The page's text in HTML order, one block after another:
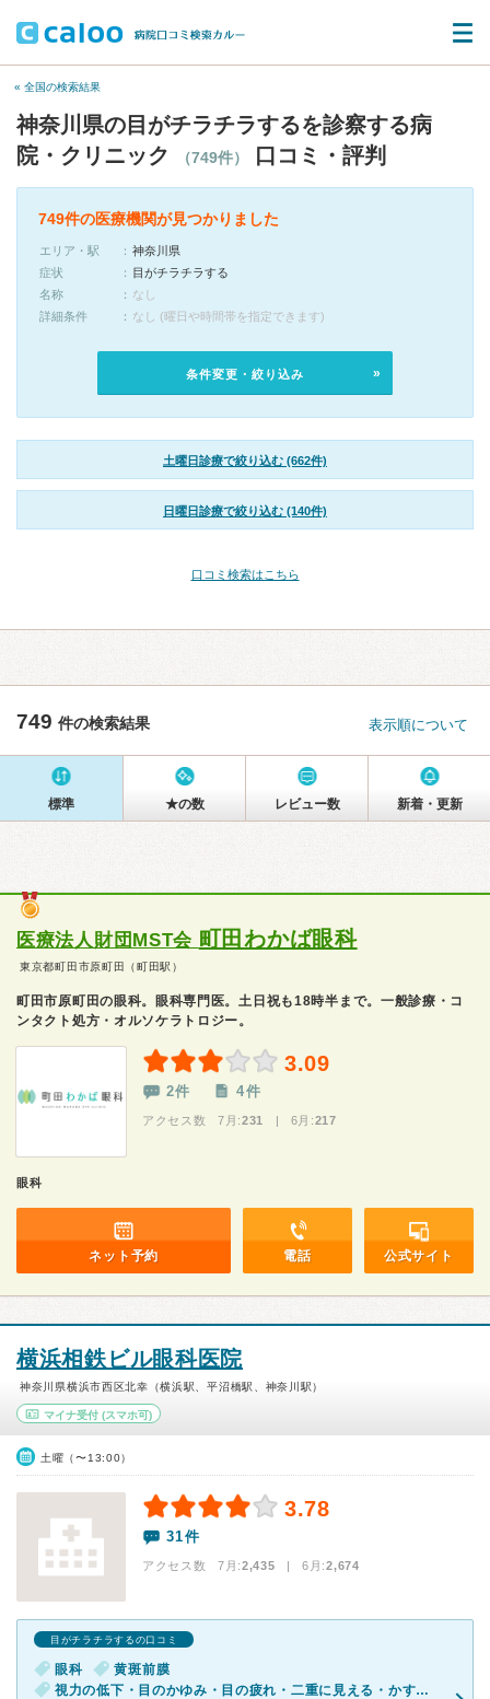
« 全国の検索結果
神奈川県の目がチラチラするを診察する病
院・クリニック
（749件） 口コミ・評判
749件の医療機関が見つかりました
エリア・駅
神奈川県
症状
目がチラチラする
名称
なし
詳細条件
なし (曜日や時間帯を指定できます)
条件変更・絞り込み
土曜日診療で絞り込む (662件)
日曜日診療で絞り込む (140件)
口コミ検索はこちら
749 件の検索結果 表示順について
標準 ★の数 レビュー数 新着・更新
医療法人財団MST会 町田わかば眼科
東京都町田市原町田（町田駅）
町田市原町田の眼科。眼科専門医。土日祝も18時半まで。一般診療・コ
ンタクト処方・オルソケラトロジー。
3.09
2件 4件
アクセス数 7月:231 | 6月:217
眼科
ネット予約 電話 公式サイト
横浜相鉄ビル眼科医院
神奈川県横浜市西区北幸（横浜駅、平沼橋駅、神奈川駅）
マイナ受付 (スマホ可)
土曜（〜13:00）
3.78
31件
アクセス数 7月:2,435 | 6月:2,674
目がチラチラするの口コミ
眼科
黄斑前膜
視力の低下・目のかゆみ・目の疲れ・二重に見える・かすむ・目がチラチラする・歪んで見える